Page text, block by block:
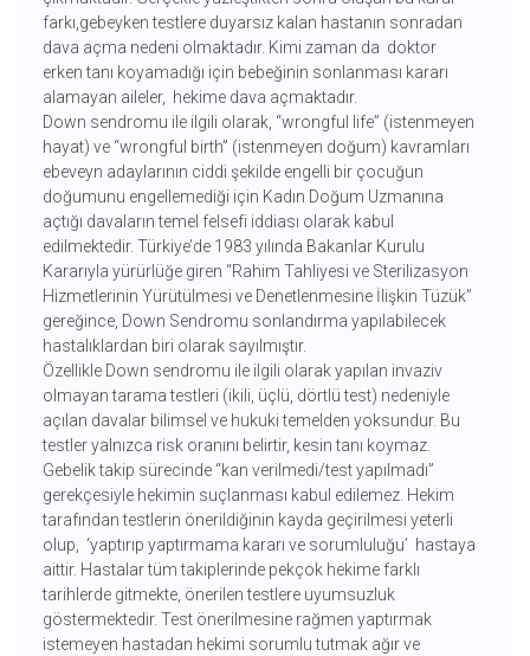
farkı,gebeyken testlere duyarsız kalan hastanın sonradan
dava açma nedeni olmaktadır. Kimi zaman da doktor
erken tanı koyamadığı için bebeğinin sonlanması kararı
alamayan aileler, hekime dava açmaktadır.
Down sendromu ile ilgili olarak, “wrongful life” (istenmeyen
hayat) ve “wrongful birth” (istenmeyen doğum) kavramları
ebeveyn adaylarının ciddi şekilde engelli bir çocuğun
doğumunu engellemediği için Kadın Doğum Uzmanına
açtığı davaların temel felsefi iddiası olarak kabul
edilmektedir. Türkiye’de 1983 yılında Bakanlar Kurulu
Kararıyla yürürlüğe giren “Rahim Tahliyesi ve Sterilizasyon
Hizmetlerinin Yürütülmesi ve Denetlenmesine İlişkin Tüzük”
gereğince, Down Sendromu sonlandırma yapılabilecek
hastalıklardan biri olarak sayılmıştır.
Özellikle Down sendromu ile ilgili olarak yapılan invaziv
olmayan tarama testleri (ikili, üçlü, dörtlü test) nedeniyle
açılan davalar bilimsel ve hukuki temelden yoksundur. Bu
testler yalnızca risk oranını belirtir, kesin tanı koymaz.
Gebelik takip sürecinde “kan verilmedi/test yapılmadı”
gerekçesiyle hekimin suçlanması kabul edilemez. Hekim
tarafından testlerin önerildiğinin kayda geçirilmesi yeterli
olup, ‘yaptırıp yaptırmama kararı ve sorumluluğu’ hastaya
aittir. Hastalar tüm takiplerinde pekçok hekime farklı
tarihlerde gitmekte, önerilen testlere uyumsuzluk
göstermektedir. Test önerilmesine rağmen yaptırmak
istemeyen hastadan hekimi sorumlu tutmak ağır ve